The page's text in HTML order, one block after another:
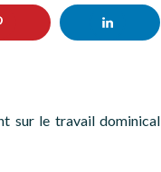
sur le travail dominical